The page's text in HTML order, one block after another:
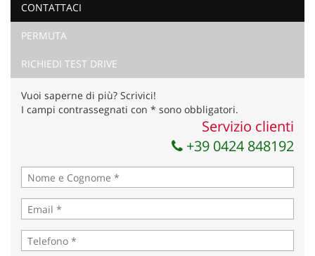
CONTATTACI
PERMUTA
RICHIEDI TEST DRIVE
Vuoi saperne di più? Scrivici!
I campi contrassegnati con * sono obbligatori.
Servizio clienti
+39 0424 848192